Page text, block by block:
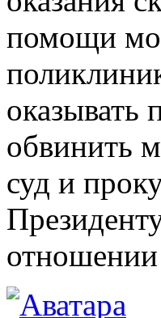
помощи
оказывать
обвинить
суд и
отношении